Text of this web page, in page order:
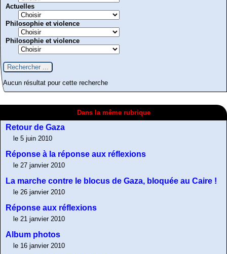
Actuelles
Philosophie et violence
Philosophie et violence
Aucun résultat pour cette recherche
Dans la même rubrique
Retour de Gaza
le 5 juin 2010
Réponse à la réponse aux réflexions
le 27 janvier 2010
La marche contre le blocus de Gaza, bloquée au Caire !
le 26 janvier 2010
Réponse aux réflexions
le 21 janvier 2010
Album photos
le 16 janvier 2010